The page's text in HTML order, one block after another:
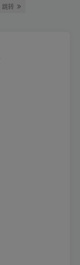
跳转